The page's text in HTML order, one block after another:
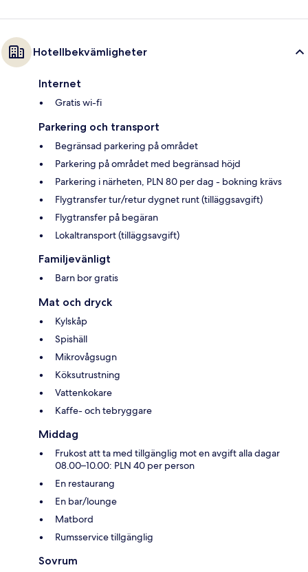
Hotellbekvämligheter
Internet
Gratis wi-fi
Parkering och transport
Begränsad parkering på området
Parkering på området med begränsad höjd
Parkering i närheten, PLN 80 per dag - bokning krävs
Flygtransfer tur/retur dygnet runt (tilläggsavgift)
Flygtransfer på begäran
Lokaltransport (tilläggsavgift)
Familjevänligt
Barn bor gratis
Mat och dryck
Kylskåp
Spishäll
Mikrovågsugn
Köksutrustning
Vattenkokare
Kaffe- och tebryggare
Middag
Frukost att ta med tillgänglig mot en avgift alla dagar
08.00–10.00: PLN 40 per person
En restaurang
En bar/lounge
Matbord
Rumsservice tillgänglig
Sovrum